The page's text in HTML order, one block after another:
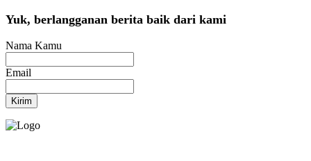
Yuk, berlangganan berita baik dari kami
Nama Kamu
Email
Kirim